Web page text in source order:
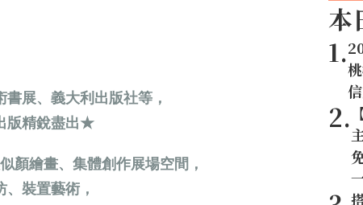
展、義大利出版社等，
版精銳盡出★
顏繪畫、集體創作展場空間，
裝置藝術，
本
1.
2.